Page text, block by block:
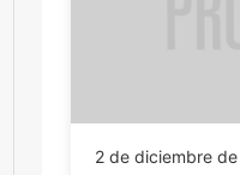
2 de diciembre